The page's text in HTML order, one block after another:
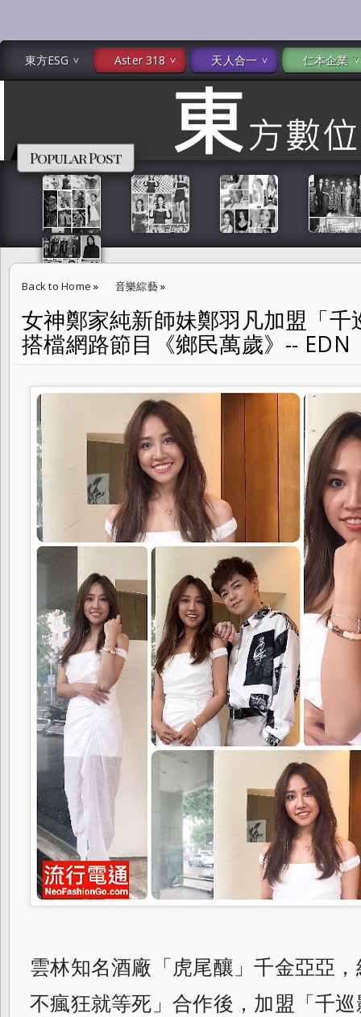
東方ESG Aster 318 天人合一 仁本企業
Popular Post
Back to Home » 音樂綜藝»
女神鄭家純新師妹鄭羽凡加盟「千巡影世」經紀 與徐少麟搭檔網路節目
女神鄭家純新師妹鄭羽凡加盟「
搭檔網路節目《鄉民萬歲》-- EDN
雲林知名酒廠「虎尾釀」千金亞亞
不瘋狂就等死」合作後，加盟「千